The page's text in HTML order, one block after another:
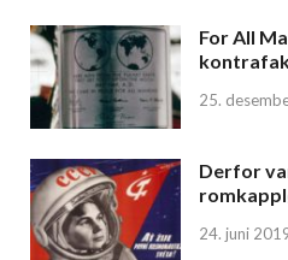
For All
25.
Derfor
24. juni